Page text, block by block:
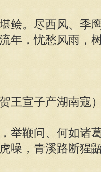
鲙。尽西风、季
年，忧愁风雨，
王宣子产湖南寇
举鞭问、何如诸
噪，青溪路断猩